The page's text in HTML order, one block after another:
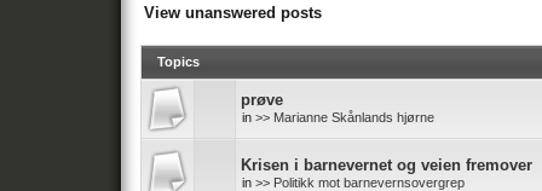
View unanswered posts
Topics
prøve
in >> Marianne Skånlands hjørne
Krisen i barnevernet og veien fremover
in >> Politikk mot barnevernsovergrep